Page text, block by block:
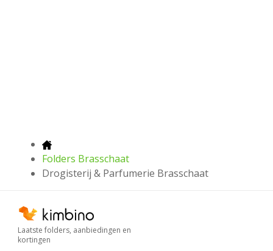
Folders Brasschaat
Drogisterij & Parfumerie Brasschaat
Laatste folders, aanbiedingen en
kortingen